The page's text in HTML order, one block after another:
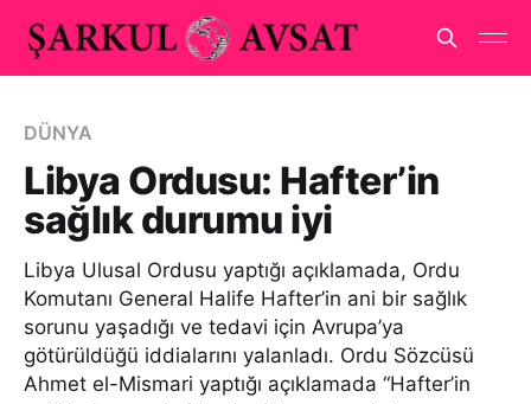
DÜNYA
Libya Ordusu: Hafter’in
sağlık durumu iyi
Libya Ulusal Ordusu yaptığı açıklamada, Ordu
Komutanı General Halife Hafter’in ani bir sağlık
sorunu yaşadığı ve tedavi için Avrupa’ya
götürüldüğü iddialarını yalanladı. Ordu Sözcüsü
Ahmet el-Mismari yaptığı açıklamada “Hafter’in